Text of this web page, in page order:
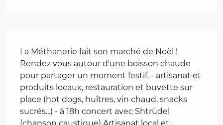
La Méthanerie fait son marché de Noël !
Rendez vous autour d'une boisson chaude
pour partager un moment festif. - artisanat et
produits locaux, restauration et buvette sur
place (hot dogs, huîtres, vin chaud, snacks
sucrés...) - à 18h concert avec Shtrüdel